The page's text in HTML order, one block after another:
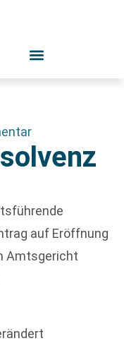
auf Eröffnung
Amtsgericht